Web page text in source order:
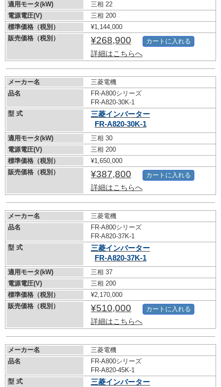
適用モータ(kW)
三相 22
電源電圧(V)
三相 200
標準価格（税別）
¥1,144,000
販売価格（税別）
¥268,900
詳細はこちらへ
カートに入れる
メーカー名
三菱電機
品名
FR-A800シリーズ
FR-A820-30K-1
型 式
三菱インバーター
FR-A820-30K-1
適用モータ(kW)
三相 30
電源電圧(V)
三相 200
標準価格（税別）
¥1,650,000
販売価格（税別）
¥387,800
詳細はこちらへ
カートに入れる
メーカー名
三菱電機
品名
FR-A800シリーズ
FR-A820-37K-1
型 式
三菱インバーター
FR-A820-37K-1
適用モータ(kW)
三相 37
電源電圧(V)
三相 200
標準価格（税別）
¥2,170,000
販売価格（税別）
¥510,000
詳細はこちらへ
カートに入れる
メーカー名
三菱電機
品名
FR-A800シリーズ
FR-A820-45K-1
型 式
三菱インバーター